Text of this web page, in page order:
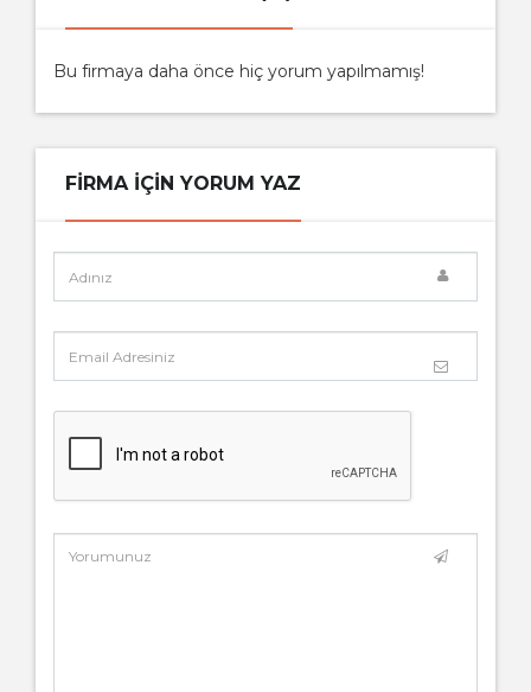
Bu firmaya daha önce hiç yorum yapılmamış!
FIRMA IÇIN YORUM YAZ